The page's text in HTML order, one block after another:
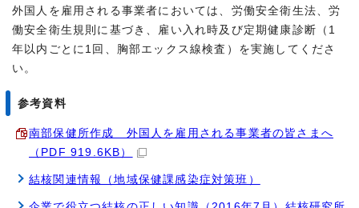
外国人を雇用される事業者においては、労働安全衛生法、労
働安全衛生規則に基づき、雇い入れ時及び定期健康診断（1
年以内ごとに1回、胸部エックス線検査）を実施してくださ
い。
参考資料
南部保健所作成 外国人を雇用される事業者の皆さまへ
（PDF 919.6KB）
結核関連情報（地域保健課感染症対策班）